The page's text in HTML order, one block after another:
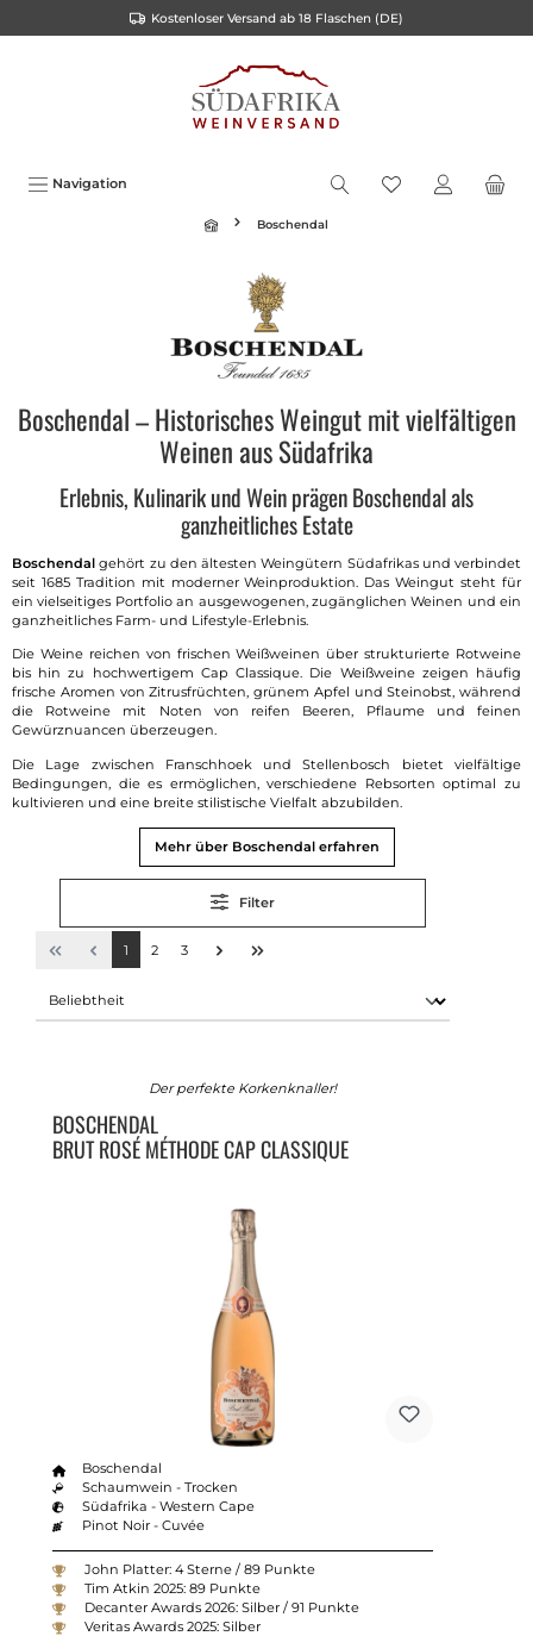
Kostenloser Versand ab 18 Flaschen (DE)
Navigation
Boschendal
Boschendal – Historisches Weingut mit vielfältigen
Weinen aus Südafrika
Erlebnis, Kulinarik und Wein prägen Boschendal als
ganzheitliches Estate
Boschendalgehört zu den ältesten Weingütern Südafrikas und verbindet
seit 1685 Tradition mit moderner Weinproduktion. Das Weingut steht für
ein vielseitiges Portfolio an ausgewogenen, zugänglichen Weinen und ein
ganzheitliches Farm- und Lifestyle-Erlebnis.
Die Weine reichen von frischen Weißweinen über strukturierte Rotweine
bis hin zu hochwertigem Cap Classique. Die Weißweine zeigen häufig
frische Aromen von Zitrusfrüchten, grünem Apfel und Steinobst, während
die Rotweine mit Noten von reifen Beeren, Pflaume und feinen
Gewürznuancen überzeugen.
Die Lage zwischen Franschhoek und Stellenbosch bietet vielfältige
Bedingungen, die es ermöglichen, verschiedene Rebsorten optimal zu
kultivieren und eine breite stilistische Vielfalt abzubilden.
Mehr über Boschendal erfahren
Filter
1 2 3
Der perfekte Korkenknaller!
BOSCHENDAL
BRUT ROSÉ MÉTHODE CAP CLASSIQUE
Boschendal
Schaumwein - Trocken
Südafrika - Western Cape
Pinot Noir - Cuvée
John Platter: 4 Sterne / 89 Punkte
Tim Atkin 2025: 89 Punkte
Decanter Awards 2026: Silber / 91 Punkte
Veritas Awards 2025: Silber